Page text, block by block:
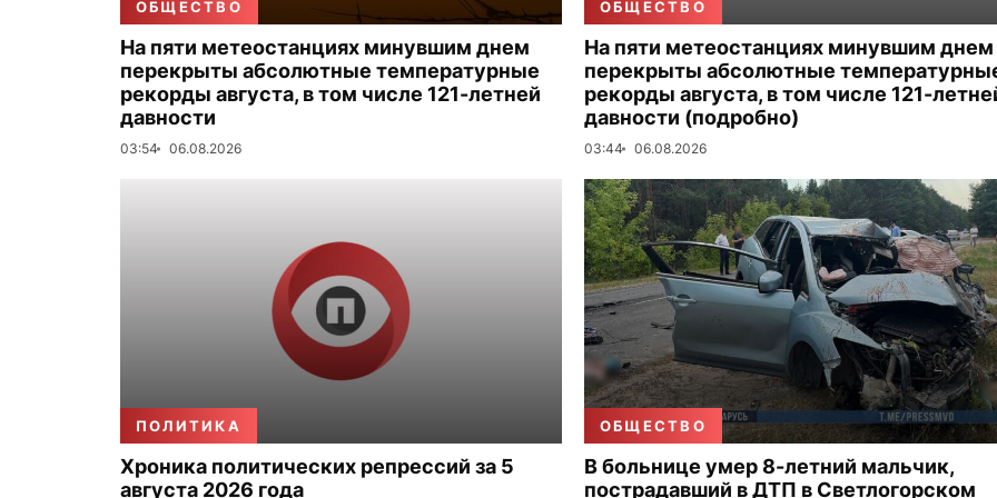
ОБЩЕСТВО
На пяти метеостанциях минувшим днем
перекрыты абсолютные температурные
рекорды августа, в том числе 121-летней
давности
03:54 06.08.2026
ОБЩЕСТВО
На пяти метеостанциях минувшим днем
перекрыты абсолютные
рекорды августа, в том числе 121-
давности (подробно)
03:44 06.08.2026
ПОЛИТИКА
Хроника политических репрессий за 5
августа 2026 года
ОБЩЕСТВО
В больнице умер 8-летний мальчик,
пострадавший в ДТП в Светлогорском